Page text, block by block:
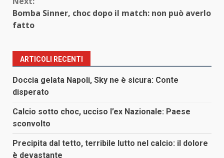
Bomba Sinner, choc dopo il match: non può averlo
fatto
ARTICOLI RECENTI
Doccia gelata Napoli, Sky ne è sicura: Conte
disperato
Calcio sotto choc, ucciso l’ex Nazionale: Paese
sconvolto
Precipita dal tetto, terribile lutto nel calcio: il dolore
è devastante